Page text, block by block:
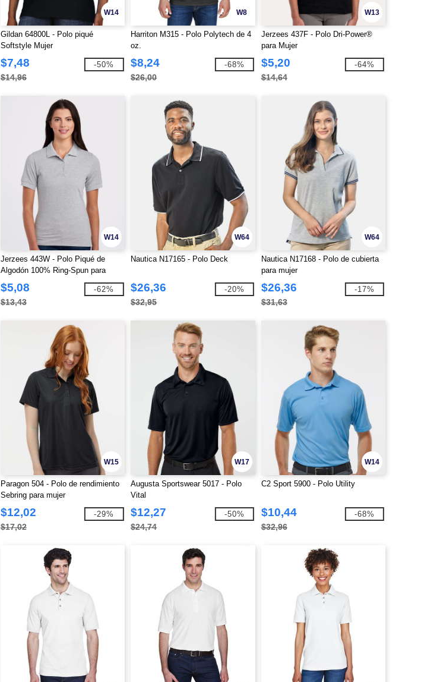
W14
Gildan 64800L - Polo piqué
Softstyle Mujer
$7,48
$14,96
-50%
W8
Harriton M315 - Polo Polytech de 4
oz.
$8,24
$26,00
-68%
W13
Jerzees 437F - Polo Dri-Power®
para Mujer
$5,20
$14,64
-64%
W14
Jerzees 443W - Polo Piqué de
Algodón 100% Ring-Spun para
Mujer
$5,08
$13,43
-62%
W64
Nautica N17165 - Polo Deck
$26,36
$32,95
-20%
W64
Nautica N17168 - Polo de cubierta
para mujer
$26,36
$31,63
-17%
W15
Paragon 504 - Polo de rendimiento
Sebring para mujer
$12,02
$17,02
-29%
W17
Augusta Sportswear 5017 - Polo
Vital
$12,27
$24,74
-50%
W14
C2 Sport 5900 - Polo Utility
$10,44
$32,96
-68%